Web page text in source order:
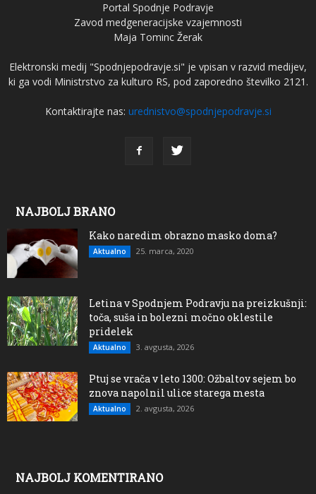
Portal Spodnje Podravje
Zavod medgeneracijske vzajemnosti
Maja Tominc Žerak
Elektronski medij "Spodnjepodravje.si" je vpisan v razvid medijev,
ki ga vodi Ministrstvo za kulturo RS, pod zaporedno številko 2121.
Kontaktirajte nas: urednistvo@spodnjepodravje.si
NAJBOLJ BRANO
Kako naredim obrazno masko doma?
Aktualno 25. marca, 2020
Letina v Spodnjem Podravju na preizkušnji:
toča, suša in bolezni močno oklestile
pridelek
Aktualno 3. avgusta, 2026
Ptuj se vrača v leto 1300: Ožbaltov sejem bo
znova napolnil ulice starega mesta
Aktualno 2. avgusta, 2026
NAJBOLJ KOMENTIRANO